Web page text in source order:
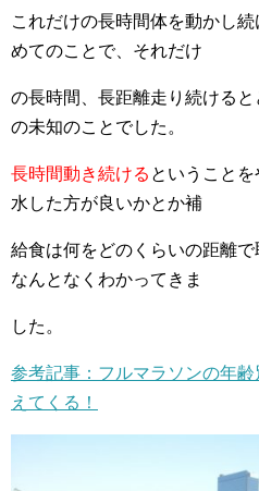
これだけの長時間体を動かし
めてのことで、それだけ
の長時間、 長距離走り続けると
の未知のことでした。
長時間動き続ける ということ
水した方が良いかとか補
給食は何をどのくらいの距離で
なんとなくわかってきま
した。
参考記事：フルマラソンの年
えてくる！